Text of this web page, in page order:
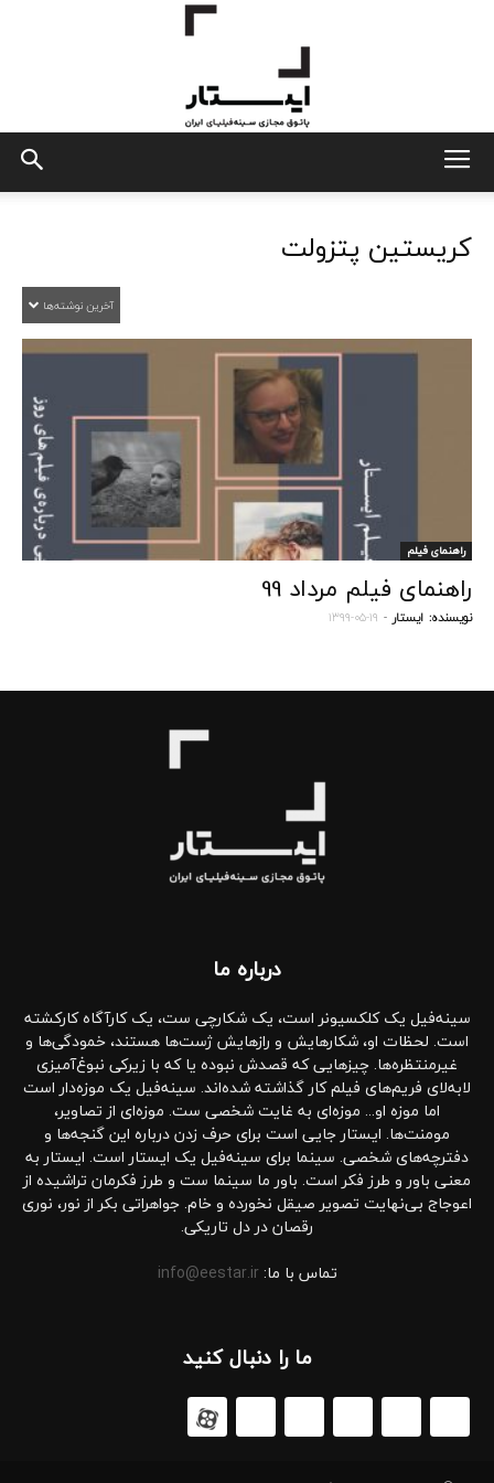
کریستین پتزولت
آخرین نوشته‌ها
راهنمای فیلم
راهنمای فیلم مرداد 99
نویسنده: ایستار - ۱۳۹۹-۰۵-۱۹
درباره‌ ما
سینه‌فیل یک کلکسیونر است، یک شکارچی ست، یک کارآگاه کارکشته
است. لحظات او، شکارهایش و رازهایش ژست‌ها هستند، خمودگی‌ها و
غیرمنتظره‌ها. چیزهایی که قصدش نبوده یا که با زیرکی نبوغ‌آمیزی
لابه‌لای فریم‌های فیلم کار گذاشته شده‌اند. سینه‌فیل یک موزه‌دار است
اما موزه او... موزه‌ای به غایت شخصی ست. موزه‌ای از تصاویر،
مومنت‌ها. ایستار جایی است برای حرف زدن درباره این گنجه‌ها و
دفترچه‌های شخصی. سینما برای سینه‌فیل یک ایستار است. ایستار به
معنی باور و طرز فکر است. باور ما سینما ست و طرز فکرمان تراشیده از
اعوجاج بی‌نهایت تصویر صیقل نخورده و خام. جواهراتی بکر از نور، نوری
رقصان در دل تاریکی.
تماس با ما:info@eestar.ir
ما را دنبال کنید